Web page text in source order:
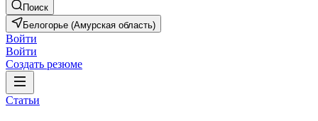
Поиск
Белогорье (Амурская область)
Войти
Войти
Создать резюме
Статьи